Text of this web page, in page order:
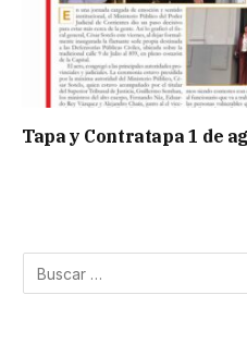
Tapa y Contratapa 1 de